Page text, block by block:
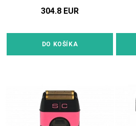
304.8 EUR
DO KOŠÍKA